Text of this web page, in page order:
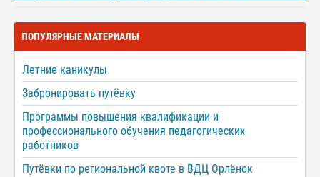
ПОПУЛЯРНЫЕ МАТЕРИАЛЫ
Летние каникулы
Забронировать путёвку
Программы повышения квалификации и
профессионального обучения педагогических
работников
Путёвки по региональной квоте в ВДЦ Орлёнок